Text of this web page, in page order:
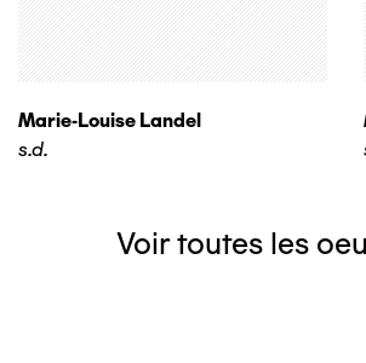
Marie-Louise Landel
s.d.
Voir toutes les